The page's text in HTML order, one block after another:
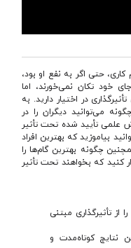
حتی اگر به نفع او بود،
خود تکان نمی‌خورند، اما
در اختیار دارید. به
می‌توانید دیگران را در
تأثیرگذاری" با استفاده از ۱۸ روش علمی تأیید شده تحت تأثیر
بیاموزید که بهترین افراد
چگونه بهترین گام‌ها را
کنید که بخواهند تحت تأثیر
تأثیرگذاری مبتنی
نتایج کوتاه‌مدت و